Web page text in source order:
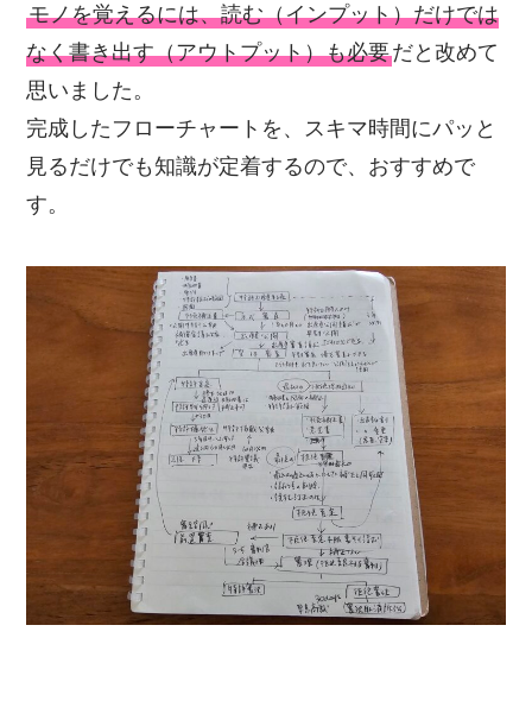
モノを覚えるには、読む（インプット）だけでは
なく書き出す（アウトプット）も必要だと改めて
思いました。
完成したフローチャートを、スキマ時間にパッと
見るだけでも知識が定着するので、おすすめで
す。